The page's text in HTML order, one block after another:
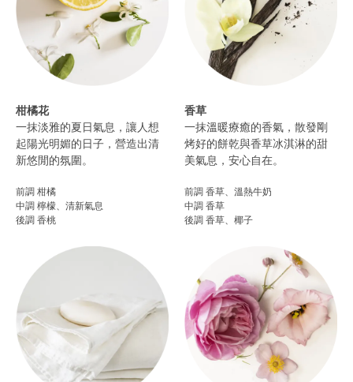
柑橘花
一抹淡雅的夏日氣息，讓人想
起陽光明媚的日子，營造出清
新悠閒的氛圍。​
前調 柑橘
中調 檸檬、清新氣息
後調 香桃​
香草
一抹溫暖療癒的香氣，散發剛
烤好的餅乾與香草冰淇淋的甜
美氣息，安心自在。
前調 香草、溫熱牛奶
中調 香草
後調 香草、椰子​